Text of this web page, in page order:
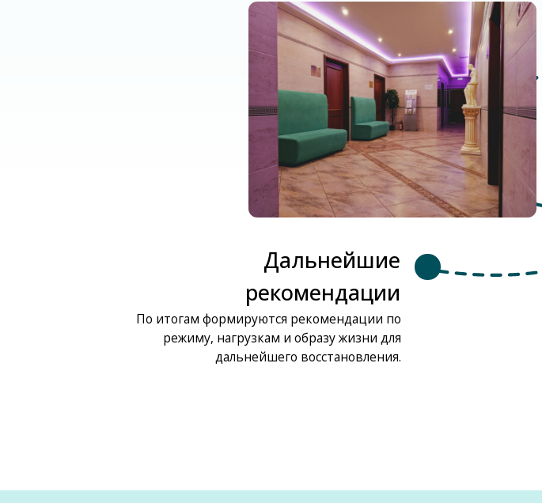
Дальнейшие
рекомендации
По итогам формируются рекомендации по
режиму, нагрузкам и образу жизни для
дальнейшего восстановления.